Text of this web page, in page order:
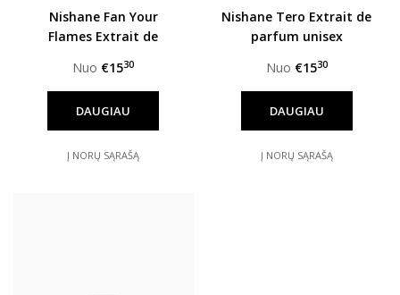
Nishane Fan Your
Flames Extrait de
Nuo €1530
DAUGIAU
Į NORŲ SĄRAŠĄ
Nishane Tero Extrait de
parfum unisex
Nuo €1530
DAUGIAU
Į NORŲ SĄRAŠĄ